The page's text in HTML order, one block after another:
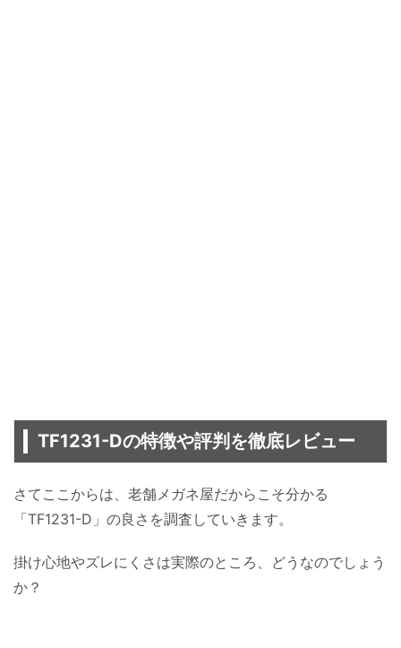
TF1231-Dの特徴や評判を徹底レビュー
さてここからは、老舗メガネ屋だからこそ分かる
「TF1231-D」の良さを調査していきます。
掛け心地やズレにくさは実際のところ、どうなのでしょう
か？